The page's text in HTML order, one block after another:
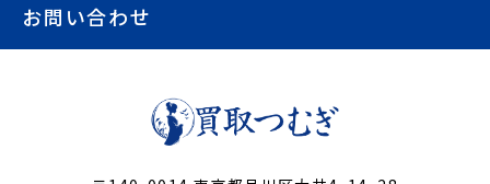
お問い合わせ